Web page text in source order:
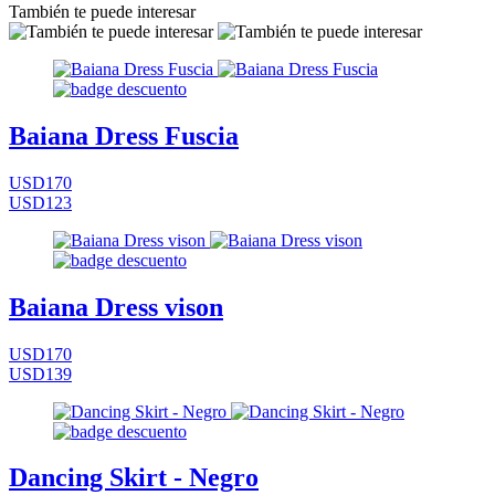
También te puede interesar
Baiana Dress Fuscia
USD170
USD123
Baiana Dress vison
USD170
USD139
Dancing Skirt - Negro